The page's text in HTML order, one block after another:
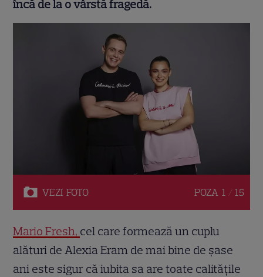
încă de la o vârstă fragedă.
VEZI FOTO POZA 1 / 15
Mario Fresh, cel care formează un cuplu
alături de Alexia Eram de mai bine de șase
ani este sigur că iubita sa are toate calitățile